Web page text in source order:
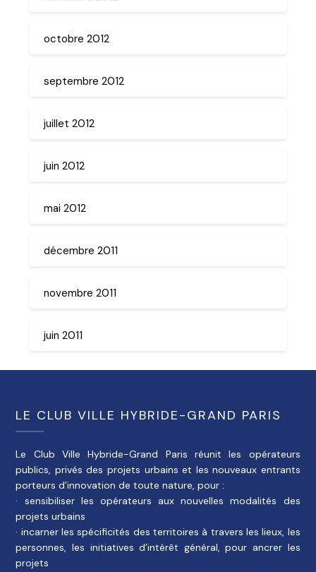
octobre 2012
septembre 2012
juillet 2012
juin 2012
mai 2012
décembre 2011
novembre 2011
juin 2011
LE CLUB VILLE HYBRIDE-GRAND PARIS
Le Club Ville Hybride-Grand Paris réunit les opérateurs
publics, privés des projets urbains et les nouveaux entrants
porteurs d’innovation de toute nature, pour :
· sensibiliser les opérateurs aux nouvelles modalités des
projets urbains
· incarner les spécificités des territoires à travers les lieux, les
personnes, les initiatives d’intérêt général, pour ancrer les
projets